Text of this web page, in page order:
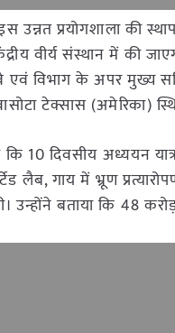
उन्नत प्रयोगशाला की
वीर्य संस्थान में की
विभाग के अपर मुख्य
टेक्सास (अमेरिका)
10 दिवसीय अध्ययन
लैब, गाय में भ्रूण
उन्होंने बताया कि 48